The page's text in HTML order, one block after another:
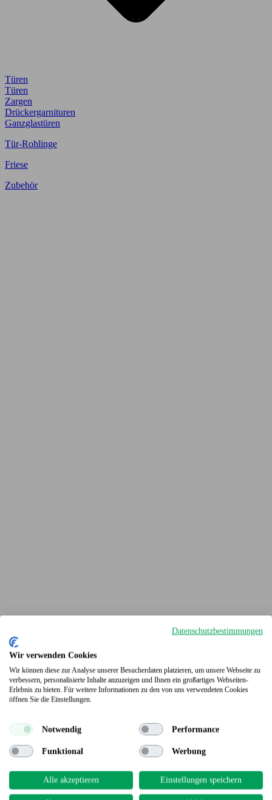
Türen
Türen
Zargen
Drückergarnituren
Ganzglastüren
Tür-Rohlinge
Friese
Zubehör
Terrassendielen
Datenschutzbestimmungen
Wir verwenden Cookies
Wir können diese zur Analyse unserer Besucherdaten platzieren, um unsere Webseite zu
verbessern, personalisierte Inhalte anzuzeigen und Ihnen ein großartiges Webseiten-
Erlebnis zu bieten. Für weitere Informationen zu den von uns verwendeten Cookies
öffnen Sie die Einstellungen.
Notwendig Performance
Funktional Werbung
Alle akzeptieren Einstellungen speichern